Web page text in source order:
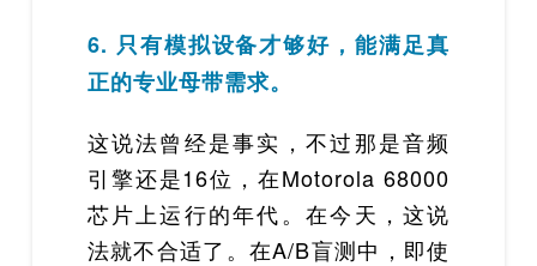
6. 只有模拟设备才够好，能满足真
正的专业母带需求。
这说法曾经是事实，不过那是音频
引擎还是16位，在Motorola 68000
芯片上运行的年代。在今天，这说
法就不合适了。在A/B盲测中，即使